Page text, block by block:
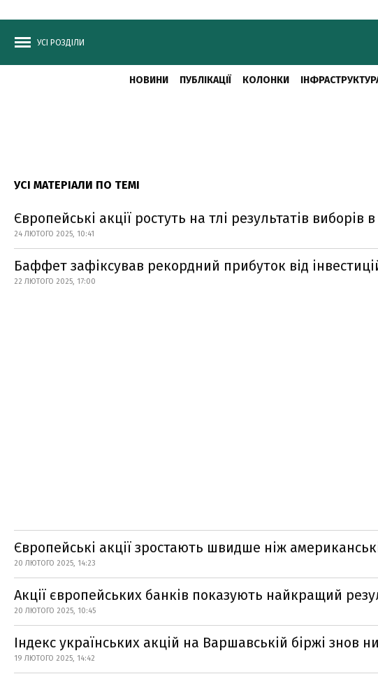
УСІ РОЗДІЛИ
НОВИНИ ПУБЛІКАЦІЇ КОЛОНКИ
УСІ МАТЕРІАЛИ ПО ТЕМІ
Європейські акції ростуть на тлі результатів
24 ЛЮТОГО 2025, 10:41
Баффет зафіксував рекордний прибуток від
22 ЛЮТОГО 2025, 17:00
Європейські акції зростають швидше ніж
20 ЛЮТОГО 2025, 14:23
Акції європейських банків показують найкращий
20 ЛЮТОГО 2025, 10:45
Індекс українських акцій на Варшавській біржі знов
19 ЛЮТОГО 2025, 14:42